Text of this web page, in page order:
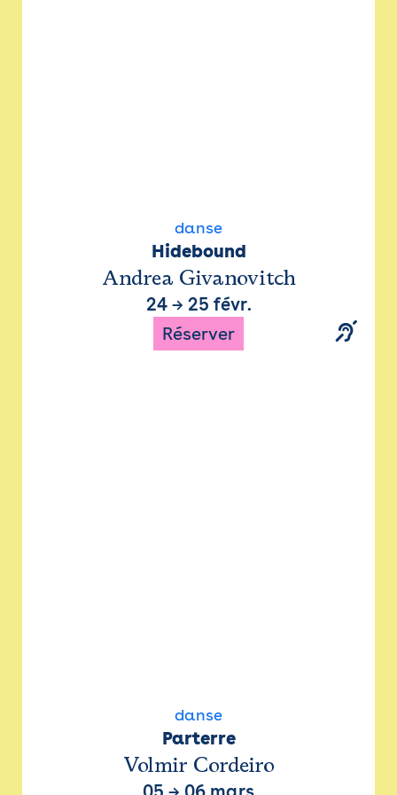
danse
Hidebound
Andrea Givanovitch
24→ 25 févr.
Réserver
danse
Parterre
Volmir Cordeiro